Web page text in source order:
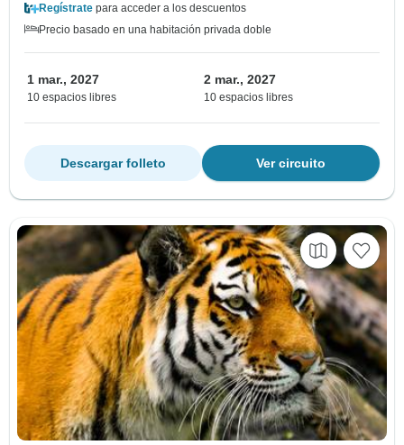
Regístrate para acceder a los descuentos
Precio basado en una habitación privada doble
1 mar., 2027
10 espacios libres
2 mar., 2027
10 espacios libres
Ver circuito
Descargar folleto